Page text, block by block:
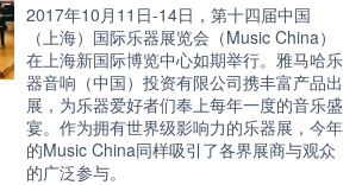
2017年10月11日-14日，第十四届中国
（上海）国际乐器展览会（Music China）
在上海新国际博览中心如期举行。雅马哈乐
器音响（中国）投资有限公司携丰富产品出
展，为乐器爱好者们奉上每年一度的音乐盛
宴。作为拥有世界级影响力的乐器展，今年
的Music China同样吸引了各界展商与观众
的广泛参与。